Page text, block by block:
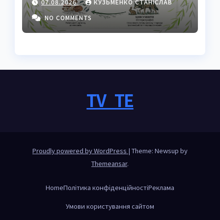
07.08.2026
КУЗЬМЕНКО СТАНІСЛАВ
NO COMMENTS
TV_TE
Proudly powered by WordPress | Theme: Newsup by
Themeansar.
HomeПолітика конфіденційностіРеклама
Умови користування сайтом